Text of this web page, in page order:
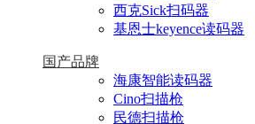
西克Sick扫码器
基恩士keyence读码器
国产品牌
海康智能读码器
Cino扫描枪
民德扫描枪